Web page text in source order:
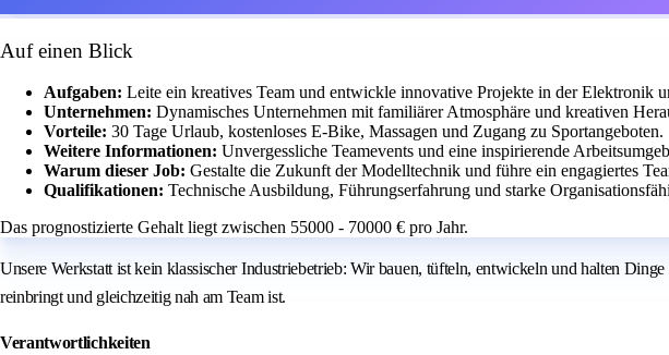
Auf einen Blick
Aufgaben: Leite ein kreatives Team und entwickle innovative Projekte in der Elektronik
Unternehmen: Dynamisches Unternehmen mit familiärer Atmosphäre und kreativen
Vorteile: 30 Tage Urlaub, kostenloses E-Bike, Massagen und Zugang zu Sportangeboten.
Weitere Informationen: Unvergessliche Teamevents und eine inspirierende
Warum dieser Job: Gestalte die Zukunft der Modelltechnik und führe ein engagiertes
Qualifikationen: Technische Ausbildung, Führungserfahrung und starke
Das prognostizierte Gehalt liegt zwischen 55000 - 70000 € pro Jahr.
Unsere Werkstatt ist kein klassischer Industriebetrieb: Wir bauen, tüfteln, entwickeln und halten
reinbringt und gleichzeitig nah am Team ist.
Verantwortlichkeiten